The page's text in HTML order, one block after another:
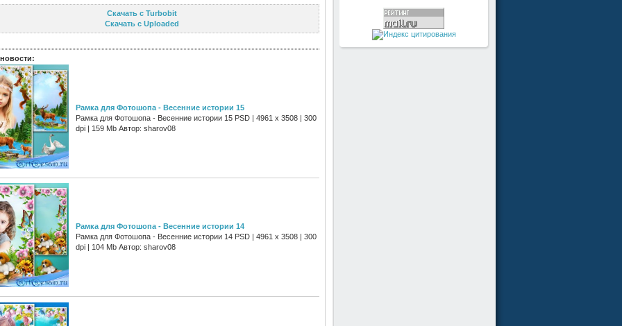
Скачать с Turbobit
Скачать с Uploaded
Рамка для Фотошопа - Весенние истории 15
Рамка для Фотошопа - Весенние истории 15 PSD | 4961 х 3508 | 300
dpi | 159 Mb Автор: sharov08
Рамка для Фотошопа - Весенние истории 14
Рамка для Фотошопа - Весенние истории 14 PSD | 4961 х 3508 | 300
dpi | 104 Mb Автор: sharov08